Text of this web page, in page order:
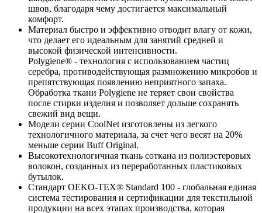
швов, благодаря чему достигается максимальный
комфорт.
Материал быстро и эффективно отводит влагу от кожи,
что делает его идеальным для занятий средней и
высокой физической интенсивности.
Polygiene® - технология с использованием частиц
серебра, противодействующая размножению микробов и
препятствующая появлению неприятного запаха.
Обработка ткани Polygiene не теряет свои свойства
после стирки изделия и позволяет дольше сохранять
свежий вид вещи.
Модели серии CoolNet изготовлены из легкого
технологичного материала, за счет чего весят на 20%
меньше серии Buff Original.
Высокотехнологичная ткань соткана из полиэстеровых
волокон, созданных из переработанных пластиковых
бутылок.
Стандарт OEKO-TEX® Standard 100 - глобальная единая
система тестирования и сертификации для текстильной
продукции на всех этапах производства, которая